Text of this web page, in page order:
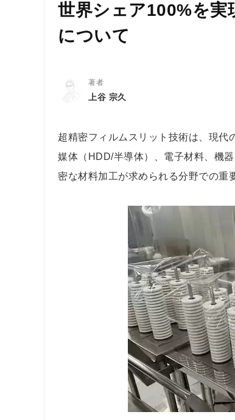
世界シェア100%を実
について
著者
上谷 宗久
超精密フィルムスリット技術は、現代
媒体（HDD/半導体）、電子材料、機
密な材料加工が求められる分野での重